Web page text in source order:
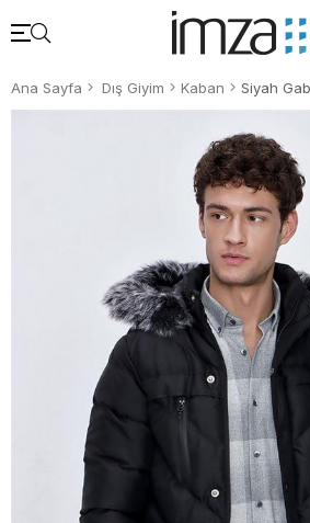
Ana Sayfa Dış Giyim Kaban